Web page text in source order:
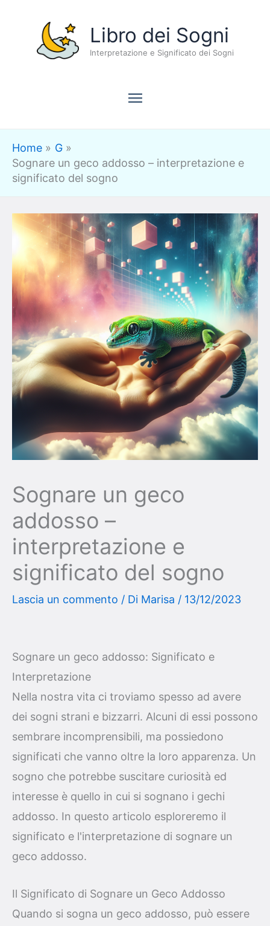
contenuto
Libro dei Sogni
Interpretazione e Significato dei Sogni
Menu
principale
Home
G
Sognare un geco addosso – interpretazione e
significato del sogno
Sognare un geco
addosso –
interpretazione e
significato del sogno
Lascia un commento / Di Marisa / 13/12/2023
Sognare un geco addosso: Significato e
Interpretazione
Nella nostra vita ci troviamo spesso ad avere
dei sogni strani e bizzarri. Alcuni di essi possono
sembrare incomprensibili, ma possiedono
significati che vanno oltre la loro apparenza. Un
sogno che potrebbe suscitare curiosità ed
interesse è quello in cui si sognano i gechi
addosso. In questo articolo esploreremo il
significato e l'interpretazione di sognare un
geco addosso.
Il Significato di Sognare un Geco Addosso
Quando si sogna un geco addosso, può essere